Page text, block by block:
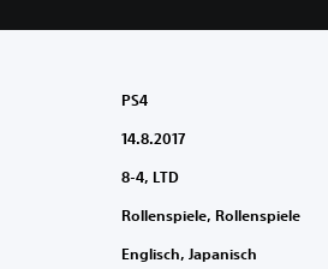
PS4
14.8.2017
8-4, LTD
Rollenspiele, Rollenspiele
Englisch, Japanisch